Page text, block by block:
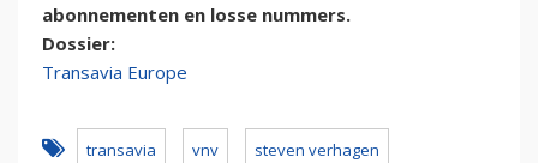
abonnementen en losse nummers.
Dossier:
Transavia Europe
transavia vnv steven verhagen